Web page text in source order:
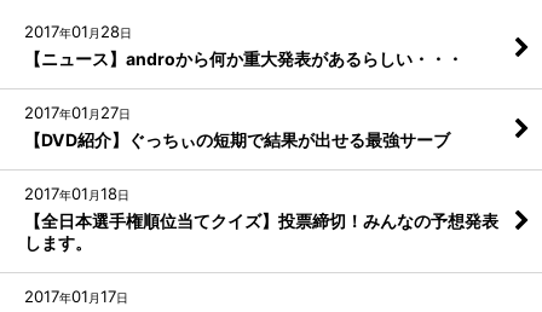
2017年01 月 28日
【ニュース】androから何か重大発表があるらしい・・・
2017年01 月 27日
【DVD紹介】ぐっちぃの短期で結果が出せる最強サーブ
2017年01 月18日
【全日本選手権順位当てクイズ】投票締切！みんなの予想発表
します。
2017年01 月17日